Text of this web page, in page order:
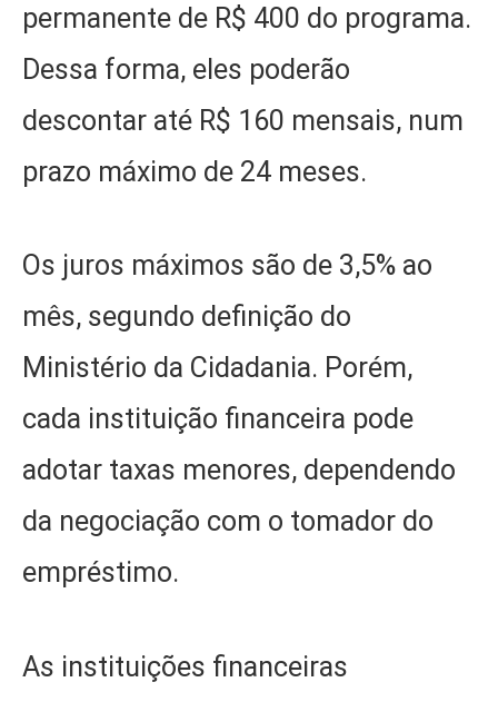
permanente de R$ 400 do programa.
Dessa forma, eles poderão
descontar até R$ 160 mensais, num
prazo máximo de 24 meses.
Os juros máximos são de 3,5% ao
mês, segundo definição do
Ministério da Cidadania. Porém,
cada instituição financeira pode
adotar taxas menores, dependendo
da negociação com o tomador do
empréstimo.
As instituições financeiras